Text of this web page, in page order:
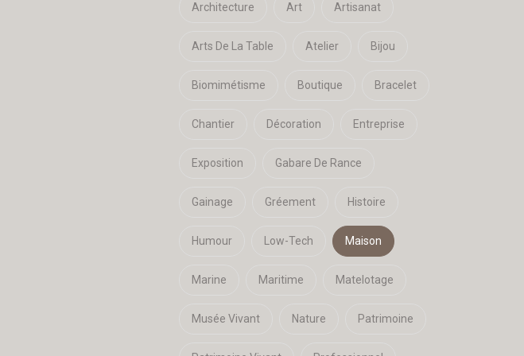
Architecture Art Artisanat
Arts De La Table Atelier Bijou
Biomimétisme Boutique Bracelet
Chantier Décoration Entreprise
Exposition Gabare De Rance
Gainage Gréement Histoire
Humour Low-Tech Maison
Marine Maritime Matelotage
Musée Vivant Nature Patrimoine